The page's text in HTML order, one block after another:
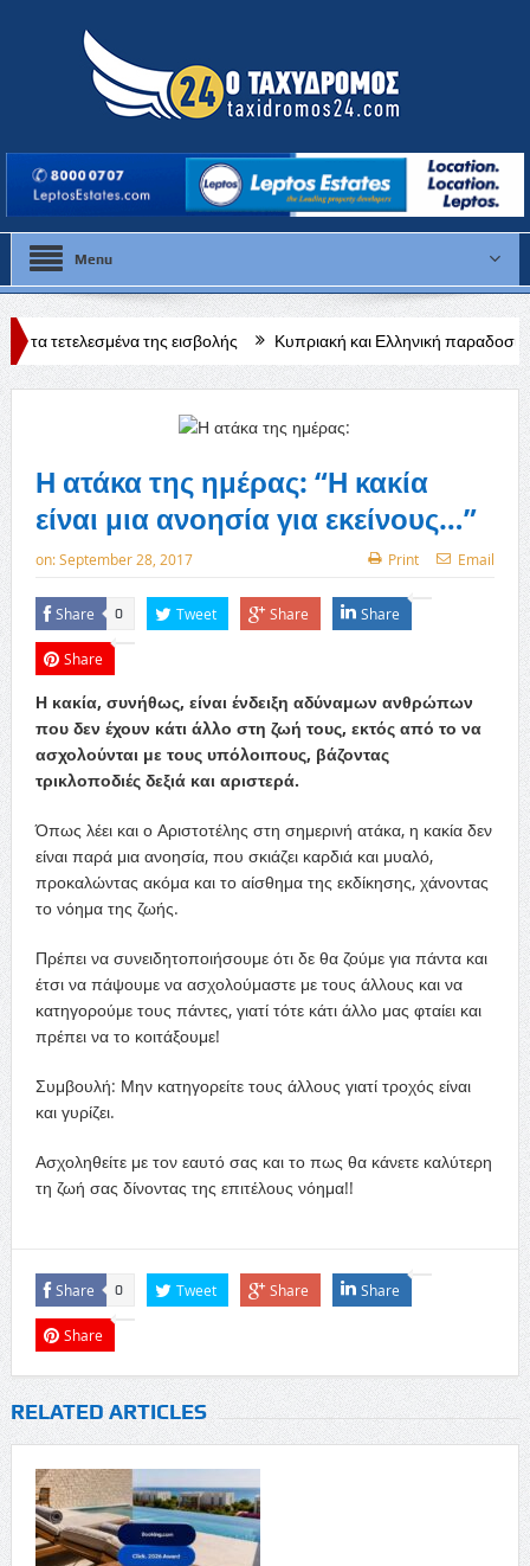
Menu
της εισβολής Κυπριακή και Ελληνική παραδοσιακή μουσική
Η ατάκα της ημέρας: “Η κακία
είναι μια ανοησία για εκείνους…”
on:September 28, 2017 Print Email
Share 0 Tweet Share Share
Share
Η κακία, συνήθως, είναι ένδειξη αδύναμων ανθρώπων
που δεν έχουν κάτι άλλο στη ζωή τους, εκτός από το να
ασχολούνται με τους υπόλοιπους, βάζοντας
τρικλοποδιές δεξιά και αριστερά.
Όπως λέει και ο Αριστοτέλης στη σημερινή ατάκα, η κακία δεν
είναι παρά μια ανοησία, που σκιάζει καρδιά και μυαλό,
προκαλώντας ακόμα και το αίσθημα της εκδίκησης, χάνοντας
το νόημα της ζωής.
Πρέπει να συνειδητοποιήσουμε ότι δε θα ζούμε για πάντα και
έτσι να πάψουμε να ασχολούμαστε με τους άλλους και να
κατηγορούμε τους πάντες, γιατί τότε κάτι άλλο μας φταίει και
πρέπει να το κοιτάξουμε!
Συμβουλή: Μην κατηγορείτε τους άλλους γιατί τροχός είναι
και γυρίζει.
Ασχοληθείτε με τον εαυτό σας και το πως θα κάνετε καλύτερη
τη ζωή σας δίνοντας της επιτέλους νόημα!!
Share 0 Tweet Share Share
Share
RELATED ARTICLES